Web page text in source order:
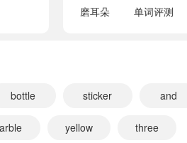
What's this?
a dragonfly.
磨耳朵 单词评测
bottle sticker and
yellow three